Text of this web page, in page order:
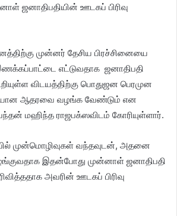
ஜனாதிபதியின் ஊடகப் பிரிவு
முன்னர் தேசிய பிரச்சினையை
எட்டுவதாக ஜனாதிபதி
விடயத்திற்கு பொதுஜன பெரமுன
ஆதரவை வழங்க வேண்டும் என
மஹிந்த ராஜபக்ஸவிடம் கோரியுள்ளார்.
முன்மொழிவுகள் வந்தவுடன், அதனை
இதன்போது முன்னாள் ஜனாதிபதி
அவரின் ஊடகப் பிரிவு